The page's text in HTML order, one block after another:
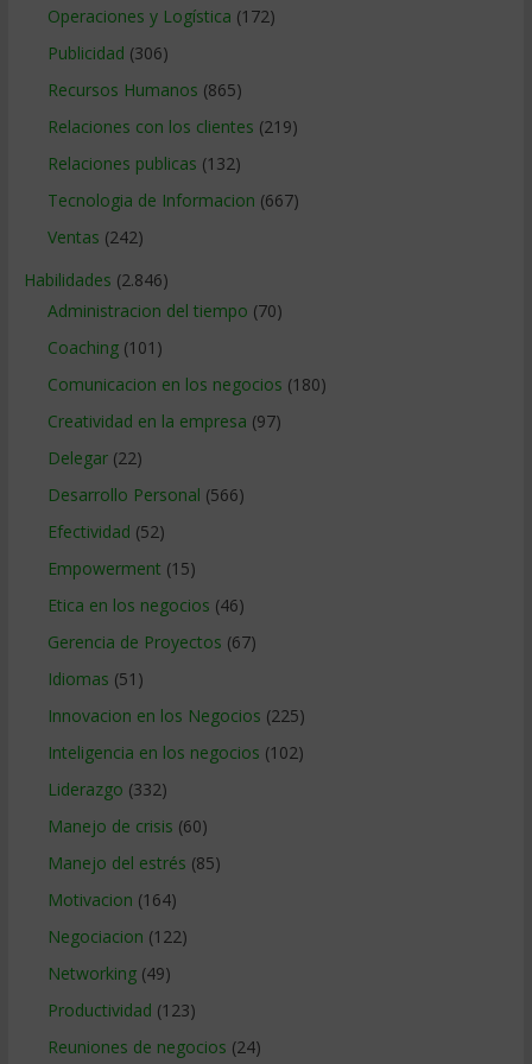
Operaciones y Logística (172)
Publicidad (306)
Recursos Humanos (865)
Relaciones con los clientes (219)
Relaciones publicas (132)
Tecnologia de Informacion (667)
Ventas (242)
Habilidades (2.846)
Administracion del tiempo (70)
Coaching(101)
Comunicacion en los negocios (180)
Creatividad en la empresa (97)
Delegar(22)
Desarrollo Personal (566)
Efectividad (52)
Empowerment (15)
Etica en los negocios (46)
Gerencia de Proyectos (67)
Idiomas (51)
Innovacion en los Negocios (225)
Inteligencia en los negocios (102)
Liderazgo (332)
Manejo de crisis (60)
Manejo del estrés (85)
Motivacion (164)
Negociacion (122)
Networking(49)
Productividad (123)
Reuniones de negocios (24)